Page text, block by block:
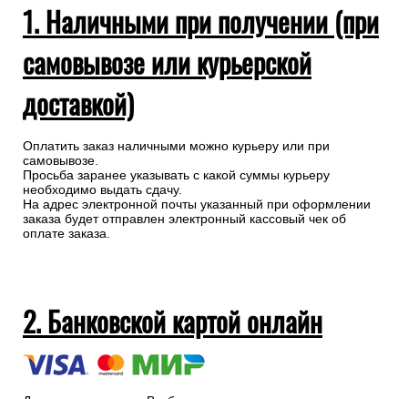
1. Наличными при получении (при
самовывозе или курьерской
доставкой)
Оплатить заказ наличными можно курьеру или при
самовывозе.
Просьба заранее указывать с какой суммы курьеру
необходимо выдать сдачу.
На адрес электронной почты указанный при оформлении
заказа будет отправлен электронный кассовый чек об
оплате заказа.
2. Банковской картой онлайн